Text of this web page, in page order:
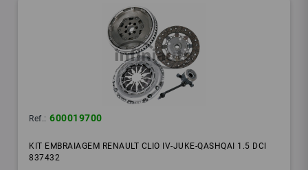
Ref.: 600019700
KIT EMBRAIAGEM RENAULT CLIO IV-JUKE-QASHQAI 1.5 DCI
837432